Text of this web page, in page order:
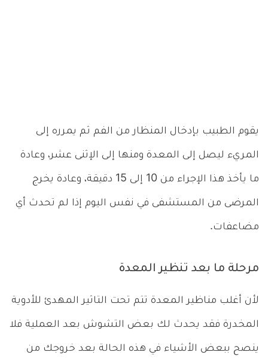
يقوم الطبيب بإدخال المنظار من الفم ثم يمرره إلى
المريء ليصل إلى المعدة ومنها إلى الإثنى عشر، وعادة
ما يأخذ هذا الإجراء من 10 إلى 15 دقيقة، وعادة يخرج
المرضى من المستشفى في نفس اليوم إذا لم تحدث أي
مضاعفات.
مرحلة ما بعد تنظير المعدة
لأن أغلب مناظير المعدة تتم تحت التاثير المهدئ للأدوية
المخدرة فقد يحدث لك بعض التشوش بعد العملية فلا
ينصح ببعض الأشياء في هذه الحالة بعد خروجك من